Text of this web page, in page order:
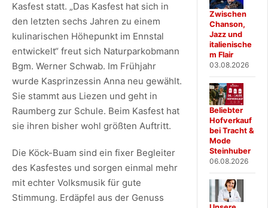
Kasfest statt. „Das Kasfest hat sich in
den letzten sechs Jahren zu einem
kulinarischen Höhepunkt im Ennstal
entwickelt“ freut sich Naturparkobmann
Bgm. Werner Schwab. Im Frühjahr
wurde Kasprinzessin Anna neu gewählt.
Sie stammt aus Liezen und geht in
Raumberg zur Schule. Beim Kasfest hat
sie ihren bisher wohl größten Auftritt.
Die Köck-Buam sind ein fixer Begleiter
des Kasfestes und sorgen einmal mehr
mit echter Volksmusik für gute
Stimmung. Erdäpfel aus der Genuss
Zwischen
Chanson,
Jazz und
italienische
m Flair
03.08.2026
Beliebter
Hofverkauf
bei Tracht &
Mode
Steinhuber
06.08.2026